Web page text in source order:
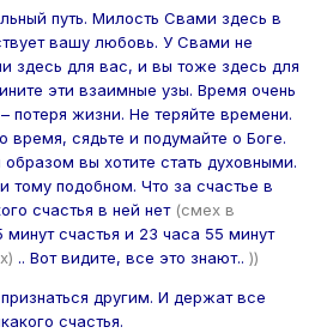
путь. Милость Свами здесь в
вашу любовь. У Свами не
здесь для вас, и вы тоже здесь для
эти взаимные узы. Время очень
потеря жизни. Не теряйте времени.
время, сядьте и подумайте о Боге.
вы хотите стать духовными.
тому подобном. Что за счастье в
счастья в ней нет (смех в
минут счастья и 23 часа 55 минут
.. Вот видите, все это знают.. ))
другим. И держат все
счастья.